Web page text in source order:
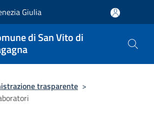
Giulia
di San Vito di
trasparente >